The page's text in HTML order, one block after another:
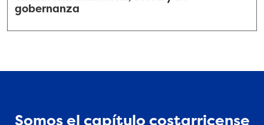
gobernanza
Somos el capítulo costarricense